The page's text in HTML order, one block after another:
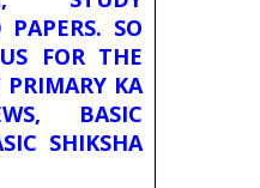
SO
FOR THE
KA
BASIC
SHIKSHA